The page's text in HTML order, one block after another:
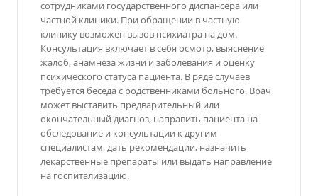
сотрудниками государственного диспансера или
частной клиники. При обращении в частную
клинику возможен вызов психиатра на дом.
Консультация включает в себя осмотр, выяснение
жалоб, анамнеза жизни и заболевания и оценку
психического статуса пациента. В ряде случаев
требуется беседа с родственниками больного. Врач
может выставить предварительный или
окончательный диагноз, направить пациента на
обследование и консультации к другим
специалистам, дать рекомендации, назначить
лекарственные препараты или выдать направление
на госпитализацию.